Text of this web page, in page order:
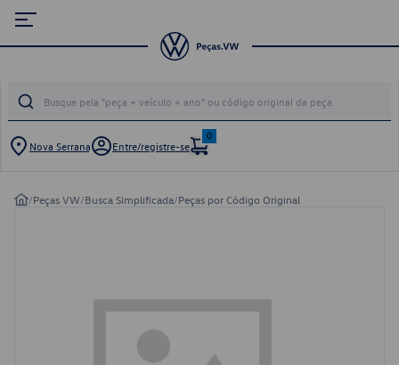
Nova Serrana Entre/registre-se
0
/Peças VW/Busca Simplificada/Peças por Código Original